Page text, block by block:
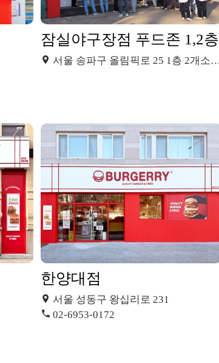
잠실야구장점 푸드존 1,2층
서울 송파구 올림픽로 25 1층 2개소, 2층 1개소
한양대점
서울 성동구 왕십리로 231
02-6953-0172